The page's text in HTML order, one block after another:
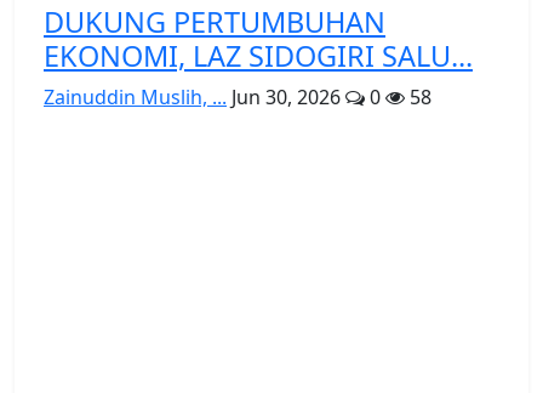
DUKUNG PERTUMBUHAN
EKONOMI, LAZ SIDOGIRI SALU...
Zainuddin Muslih, ... Jun 30, 2026 0 58